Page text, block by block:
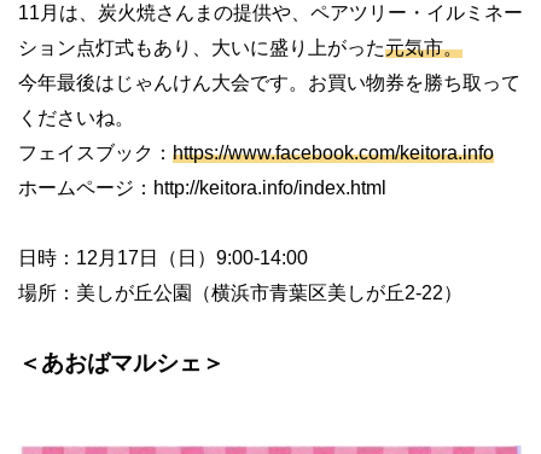
11月は、炭火焼さんまの提供や、ペアツリー・イルミネー
ション点灯式もあり、大いに盛り上がった元気市。
今年最後はじゃんけん大会です。お買い物券を勝ち取って
くださいね。
フェイスブック： https://www.facebook.com/keitora.info
ホームページ：http://keitora.info/index.html
日時：12月17日（日）9:00-14:00
場所：美しが丘公園（横浜市青葉区美しが丘2-22）
＜あおばマルシェ＞